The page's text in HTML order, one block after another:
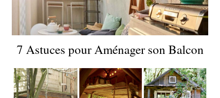
7 Astuces pour Aménager son Balcon